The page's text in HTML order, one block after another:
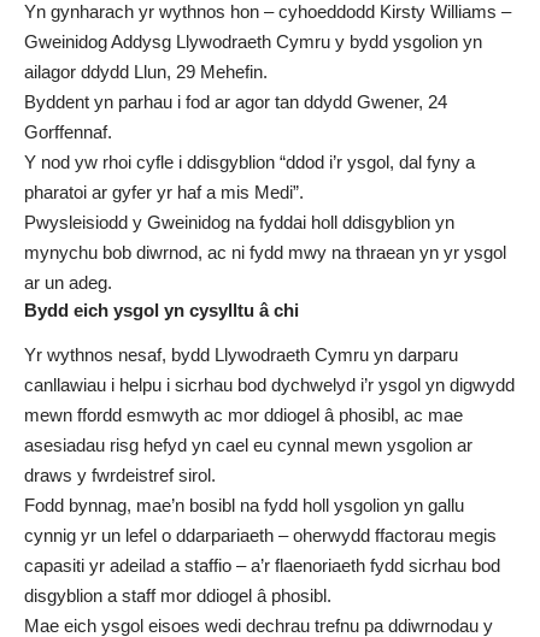
Yn gynharach yr wythnos hon – cyhoeddodd Kirsty Williams –
Gweinidog Addysg Llywodraeth Cymru y bydd ysgolion yn
ailagor ddydd Llun, 29 Mehefin.
Byddent yn parhau i fod ar agor tan ddydd Gwener, 24
Gorffennaf.
Y nod yw rhoi cyfle i ddisgyblion “ddod i’r ysgol, dal fyny a
pharatoi ar gyfer yr haf a mis Medi”.
Pwysleisiodd y Gweinidog na fyddai holl ddisgyblion yn
mynychu bob diwrnod, ac ni fydd mwy na thraean yn yr ysgol
ar un adeg.
Bydd eich ysgol yn cysylltu â chi
Yr wythnos nesaf, bydd Llywodraeth Cymru yn darparu
canllawiau i helpu i sicrhau bod dychwelyd i’r ysgol yn digwydd
mewn ffordd esmwyth ac mor ddiogel â phosibl, ac mae
asesiadau risg hefyd yn cael eu cynnal mewn ysgolion ar
draws y fwrdeistref sirol.
Fodd bynnag, mae’n bosibl na fydd holl ysgolion yn gallu
cynnig yr un lefel o ddarpariaeth – oherwydd ffactorau megis
capasiti yr adeilad a staffio – a’r flaenoriaeth fydd sicrhau bod
disgyblion a staff mor ddiogel â phosibl.
Mae eich ysgol eisoes wedi dechrau trefnu pa ddiwrnodau y